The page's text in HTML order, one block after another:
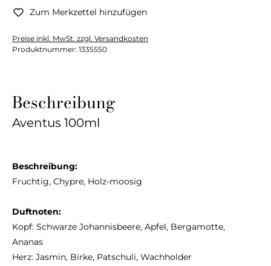
Zum Merkzettel hinzufügen
Preise inkl. MwSt. zzgl. Versandkosten
Produktnummer: 1335550
Beschreibung
Aventus 100ml
Beschreibung:
Fruchtig, Chypre, Holz-moosig
Duftnoten:
Kopf: Schwarze Johannisbeere, Apfel, Bergamotte,
Ananas
Herz: Jasmin, Birke, Patschuli, Wachholder